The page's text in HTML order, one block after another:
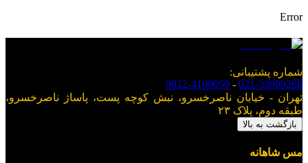
Error
شماره پشتیبانی:
021-33989268
-
0912-4199059
تهران - خیابان ناصرخسرو، نبش کوچه پست، پاساژ ناصرخسرو،
طبقه دوم، پلاک ۲۳
بازگشت به بالا
مس شاهانه